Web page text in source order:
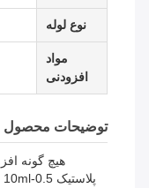
نوع لوله
مواد
افزودنی
توضیحات محصول